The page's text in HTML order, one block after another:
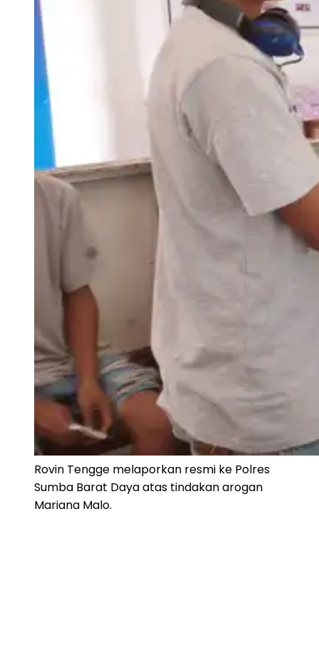
Rovin Tengge melaporkan resmi ke Polres
Sumba Barat Daya atas tindakan arogan
Mariana Malo.